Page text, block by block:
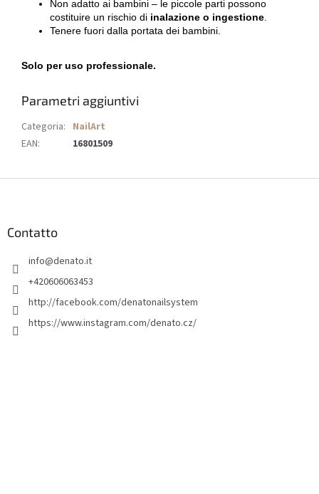
Non adatto ai bambini – le piccole parti possono
costituire un rischio di inalazione o ingestione
Tenere fuori dalla portata dei bambini.
Solo per uso professionale.
Parametri aggiuntivi
Categoria: NailArt
EAN: 16801509
Contatto
info@denato.it
+420606063453
http://facebook.com/denatonailsystem
https://www.instagram.com/denato.cz/